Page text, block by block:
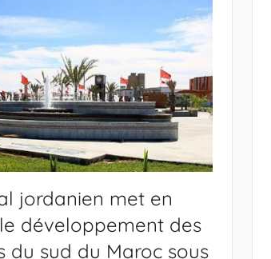
jordanien met en
développement des
du sud du Maroc sous